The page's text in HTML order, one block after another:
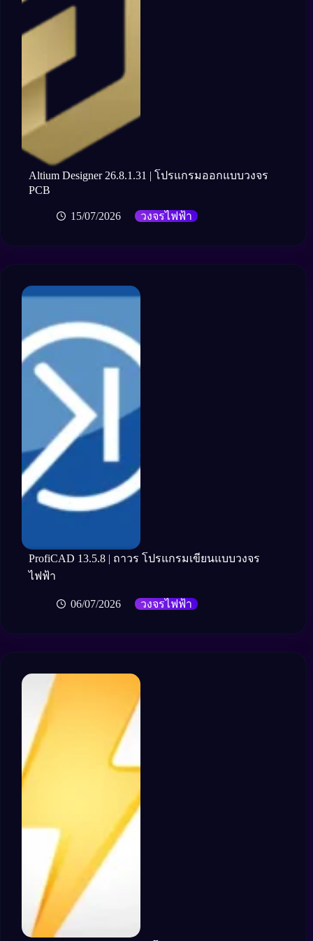
Altium Designer 26.8.1.31 | โปรแกรมออกแบบวงจร
PCB
15/07/2026 วงจรไฟฟ้า
ProfiCAD 13.5.8 | ถาวร โปรแกรมเขียนแบบวงจร
ไฟฟ้า
06/07/2026 วงจรไฟฟ้า